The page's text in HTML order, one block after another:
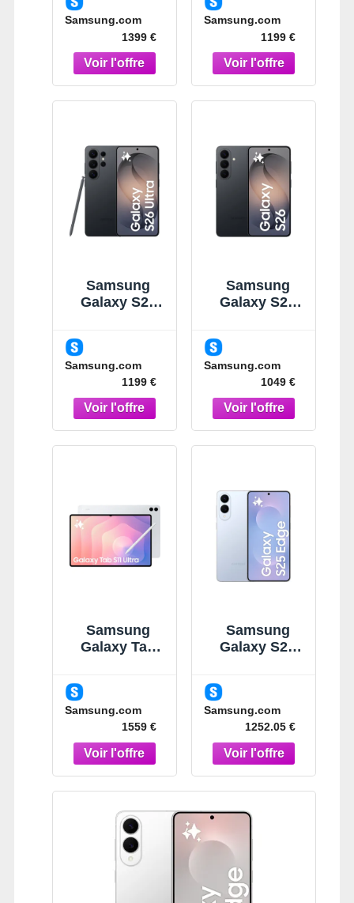
Smartphone
Noir
Samsung.com
1399 €
Smartphone
IA Violet
Samsung.com
1199 €
Samsung
Galaxy S26
Smartphone
IA 5G Noir
Samsung.com
1199 €
Samsung
Galaxy S26
Smartphone
Samsung.com
1049 €
Samsung
Galaxy Tab
14,6" 512 Go
Wi-Fi Tablette
Gris
Samsung.com
1559 €
Samsung
Galaxy S25
Clair Titane
Smartphone
IA Bleu Clair
Titane
Samsung.com
1252.05 €